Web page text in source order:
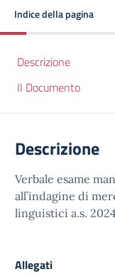
Indice della pagina
Descrizione
Il Documento
Descrizione
Verbale esame
all’indagine di
linguistici a.s.
Allegati